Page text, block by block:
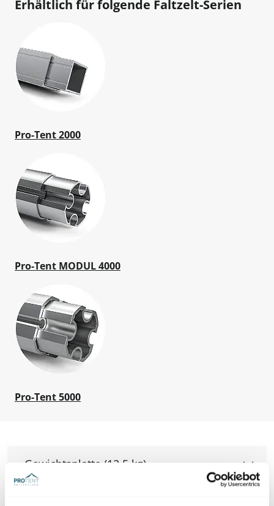
Erhältlich für folgende Faltzelt-Serien
Pro-Tent 2000
Pro-Tent MODUL 4000
Pro-Tent 5000
Gewichtsplatte (12,5 kg)